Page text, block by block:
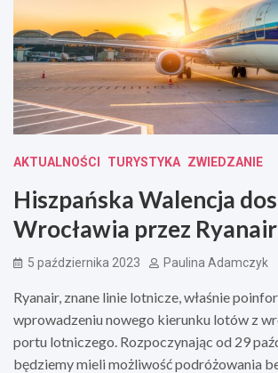
AKTUALNOŚCI TURYSTYKA ZWIEDZANIE
Hiszpańska Walencja
Wrocławia przez
5 października 2023 Paulina Adamczyk
Ryanair, znane linie lotnicze, właśnie
wprowadzeniu nowego kierunku lotów z
portu lotniczego. Rozpoczynając od 29
będziemy mieli możliwość podróżowania